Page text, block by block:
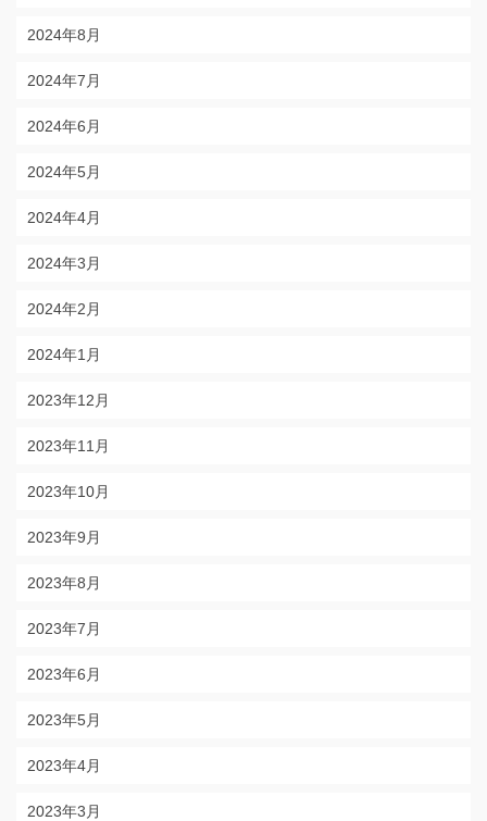
2024年8月
2024年7月
2024年6月
2024年5月
2024年4月
2024年3月
2024年2月
2024年1月
2023年12月
2023年11月
2023年10月
2023年9月
2023年8月
2023年7月
2023年6月
2023年5月
2023年4月
2023年3月